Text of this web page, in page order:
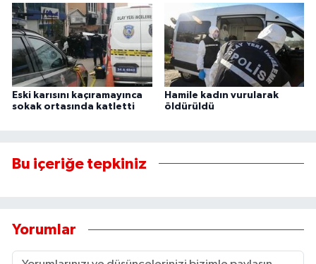
Eski karısını kaçıramayınca
sokak ortasında katletti
Hamile kadın vurularak
öldürüldü
Bu içeriğe tepkiniz
Yorumlar